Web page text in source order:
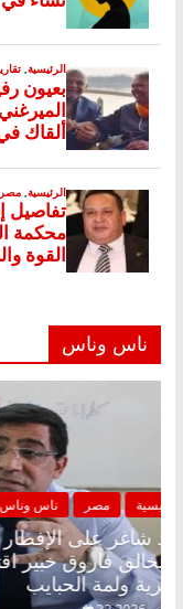
ناس وناس
الرئيسية مصر
مقعد شاغر على
عبدالخالق
الحرية ولمة الحبايب